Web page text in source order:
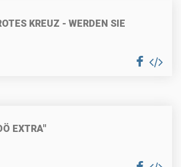
KREUZ - WERDEN SIE
EXTRA"